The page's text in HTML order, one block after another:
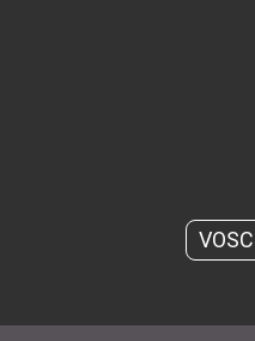
VOSC